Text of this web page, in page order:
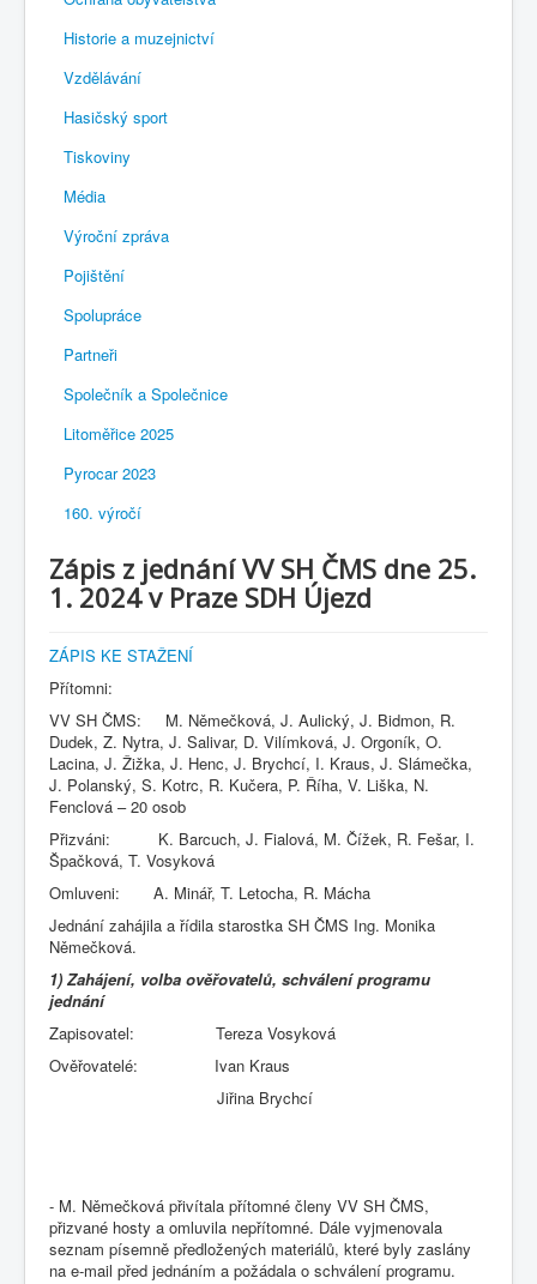
Historie a muzejnictví
Vzdělávání
Hasičský sport
Tiskoviny
Média
Výroční zpráva
Pojištění
Spolupráce
Partneři
Společník a Společnice
Litoměřice 2025
Pyrocar 2023
160. výročí
Zápis z jednání VV SH ČMS dne 25.
1. 2024 v Praze SDH Újezd
ZÁPIS KE STAŽENÍ
Přítomni:
VV SH ČMS: M. Němečková, J. Aulický, J. Bidmon, R.
Dudek, Z. Nytra, J. Salivar, D. Vilímková, J. Orgoník, O.
Lacina, J. Žižka, J. Henc, J. Brychcí, I. Kraus, J. Slámečka,
J. Polanský, S. Kotrc, R. Kučera, P. Říha, V. Liška, N.
Fenclová – 20 osob
Přizváni: K. Barcuch, J. Fialová, M. Čížek, R. Fešar, I.
Špačková, T. Vosyková
Omluveni: A. Minář, T. Letocha, R. Mácha
Jednání zahájila a řídila starostka SH ČMS Ing. Monika
Němečková.
1) Zahájení, volba ověřovatelů, schválení programu
jednání
Zapisovatel: Tereza Vosyková
Ověřovatelé: Ivan Kraus
Jiřina Brychcí
- M. Němečková přivítala přítomné členy VV SH ČMS,
přizvané hosty a omluvila nepřítomné. Dále vyjmenovala
seznam písemně předložených materiálů, které byly zaslány
na e-mail před jednáním a požádala o schválení programu.